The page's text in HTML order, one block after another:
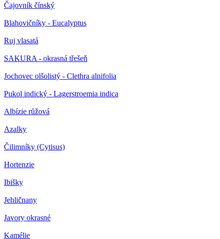
Čajovník čínský
Blahovičníky - Eucalyptus
Ruj vlasatá
SAKURA - okrasná třešeň
Jochovec olšolistý - Clethra alnifolia
Pukol indický - Lagerstroemia indica
Albízie růžová
Azalky
Čilimníky (Cytisus)
Hortenzie
Ibišky
Jehličnany
Javory okrasné
Kamélie